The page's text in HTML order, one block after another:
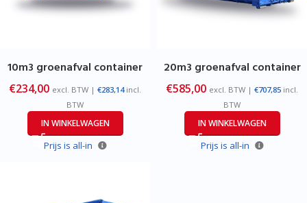
10m3 groenafval container
€234,00 excl. BTW | €283,14incl.
BTW
IN WINKELWAGEN
Prijs is all-in
20m3 groenafval container
€585,00 excl. BTW | €707,85 incl.
BTW
IN WINKELWAGEN
Prijs is all-in